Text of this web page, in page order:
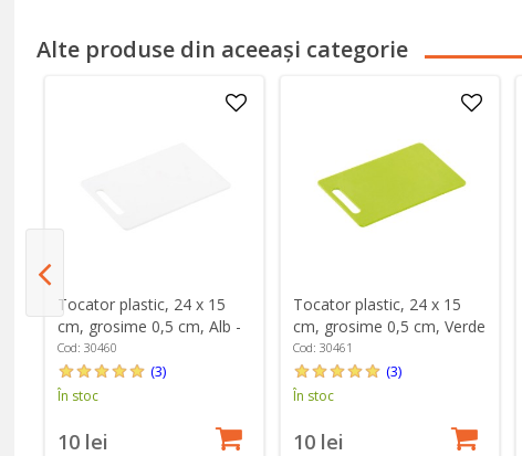
Alte produse din aceeași categorie
Tocator plastic, 24 x 15
cm, grosime 0,5 cm, Alb -
Kesper
Cod: 30460
(3)
În stoc
10 lei
Tocator plastic, 24 x 15
cm, grosime 0,5 cm, Verde
- Kesper
Cod: 30461
(3)
În stoc
10 lei